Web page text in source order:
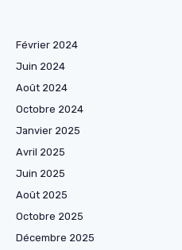
Février 2024
Juin 2024
Août 2024
Octobre 2024
Janvier 2025
Avril 2025
Juin 2025
Août 2025
Octobre 2025
Décembre 2025